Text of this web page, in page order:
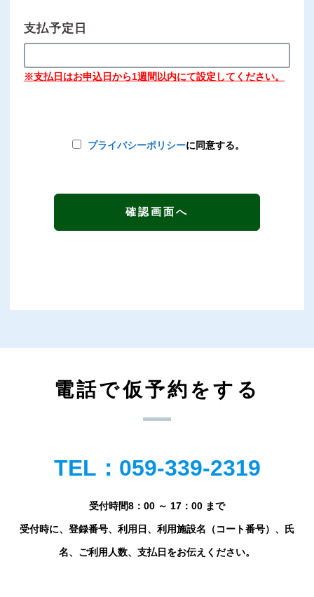
支払予定日
※支払日はお申込日から1週間以内にて設定してください。
プライバシーポリシーに同意する。
電話で仮予約をする
TEL：059-339-2319
受付時間8：00 ～ 17：00 まで
受付時に、登録番号、利用日、利用施設名（コート番号）、氏
名、ご利用人数、支払日をお伝えください。